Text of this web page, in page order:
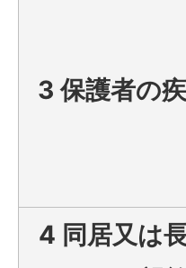
3 保護者の
4 同居又は